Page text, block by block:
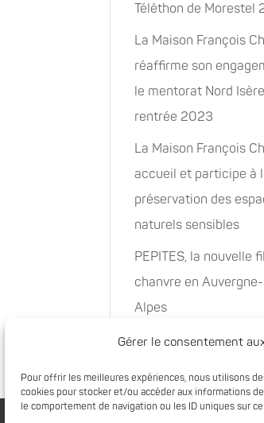
Gérer le consentement
Pour offrir les meilleures expériences, nous utilisons
cookies pour stocker et/ou accéder aux informations
le comportement de navigation ou les ID uniques sur
Téléthon de Morestel
La Maison François
réaffirme son
le mentorat Nord
rentrée 2023
La Maison François
accueil et participe à
préservation des
naturels sensibles
PEPITES, la nouvelle
chanvre en
Alpes
Rachat de 5 sites à